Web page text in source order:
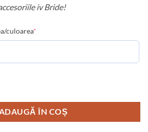
iv Bride!
culoarea*
ÎN COȘ